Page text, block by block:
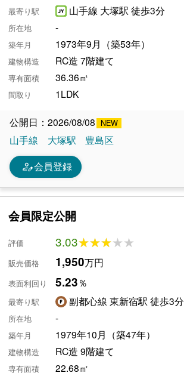
最寄り駅 山手線 大塚駅 徒歩3分
所在地 -
築年月 1973年9月（築53年）
建物構造 RC造 7階建て
専有面積 36.36㎡
間取り 1LDK
公開日：2026/08/08
山手線
大塚駅 豊島区
person_edit会員登録
会員限定公開
評価 3.03★★★★★
★★★★★
販売価格 1,950万円
表面利回り 5.23％
最寄り駅 副都心線 東新宿駅 徒歩3分
所在地 -
築年月 1979年10月（築47年）
建物構造 RC造 9階建て
専有面積 22.68㎡